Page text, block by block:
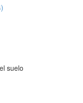
suelo